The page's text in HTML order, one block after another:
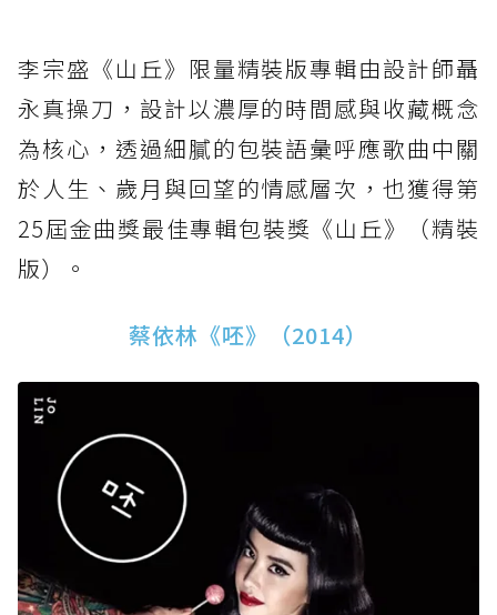
李宗盛《山丘》限量精裝版專輯由設計師聶
永真操刀，設計以濃厚的時間感與收藏概念
為核心，透過細膩的包裝語彙呼應歌曲中關
於人生、歲月與回望的情感層次，也獲得第
25屆金曲獎最佳專輯包裝獎《山丘》（精裝
版）。
蔡依林《呸》（2014）